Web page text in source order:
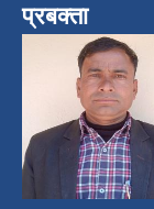
प्रबक्ता